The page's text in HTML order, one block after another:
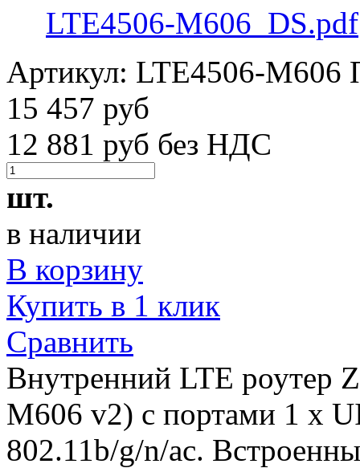
LTE4506-M606_DS.pdf
Артикул: LTE4506-M606
15 457 руб
12 881 руб без НДС
шт.
в наличии
В корзину
Купить в 1 клик
Сравнить
Внутренний LTE роутер
M606 v2) с портами 1 x
802.11b/g/n/ac.